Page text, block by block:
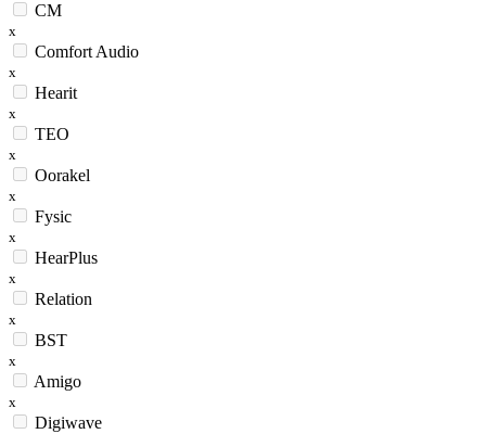
CM
x
Comfort Audio
x
Hearit
x
TEO
x
Oorakel
x
Fysic
x
HearPlus
x
Relation
x
BST
x
Amigo
x
Digiwave